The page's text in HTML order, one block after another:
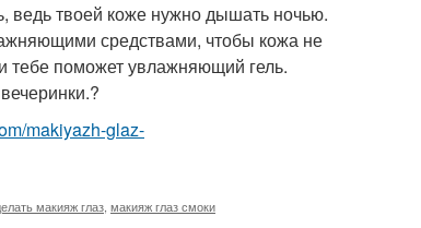
ведь твоей коже нужно дышать ночью.
средствами, чтобы кожа не
тебе поможет увлажняющий гель.
makiyazh-glaz-
макияж глаз макияж глаз смоки